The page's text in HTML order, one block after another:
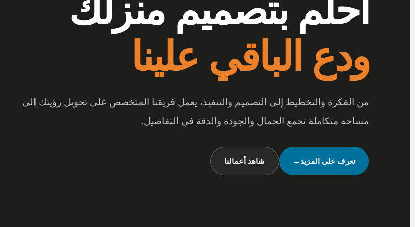
أرقى المفروشات
بتفاصيل تصنع الفرق
عندما تجتمع أرقى المفروشات مع جودة الخامات والتصميم المبتكر، تتحول المساحة إلى تجربة
متكاملة تعكس شخصيتك وأسلوب حياتك.
شاهد تصميماتنا← تواصل معنا